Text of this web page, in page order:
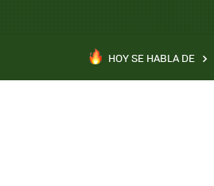
HOY SE HABLA DE